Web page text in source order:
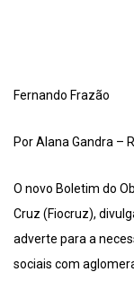
Fernando Frazão
Por Alana Gandra –
O novo Boletim do
Cruz (Fiocruz),
adverte para a
sociais com